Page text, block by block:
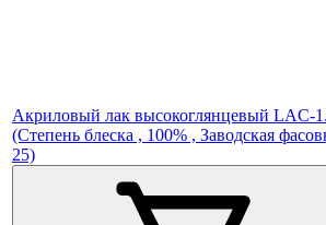
Акриловый лак высокоглянцевый LAC-
(Степень блеска , 100% , Заводская
25)